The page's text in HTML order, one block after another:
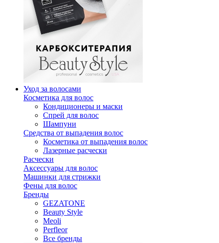
Уход за волосами
Косметика для волос
Кондиционеры и маски
Спрей для волос
Шампуни
Средства от выпадения волос
Косметика от выпадения волос
Лазерные расчески
Расчески
Аксессуары для волос
Машинки для стрижки
Фены для волос
Бренды
GEZATONE
Beauty Style
Meoli
Perfleor
Все бренды